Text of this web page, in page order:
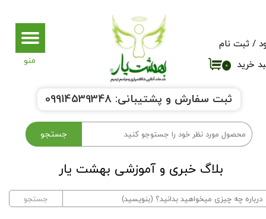
جستجو
۰ خرید
/ ثبت نام
تغییر گذر واژه
خروج از حساب کاربری
ثبت سفارش و پشتیبانی: 09914539348
جستجو
بلاگ خبری و آموزشی بهشت یار​​​​​​​